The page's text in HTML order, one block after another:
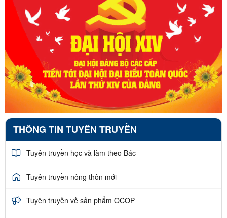
THÔNG TIN TUYÊN TRUYỀN
Tuyên truyền học và làm theo Bác
Tuyên truyền nông thôn mới
Tuyên truyền về sản phẩm OCOP